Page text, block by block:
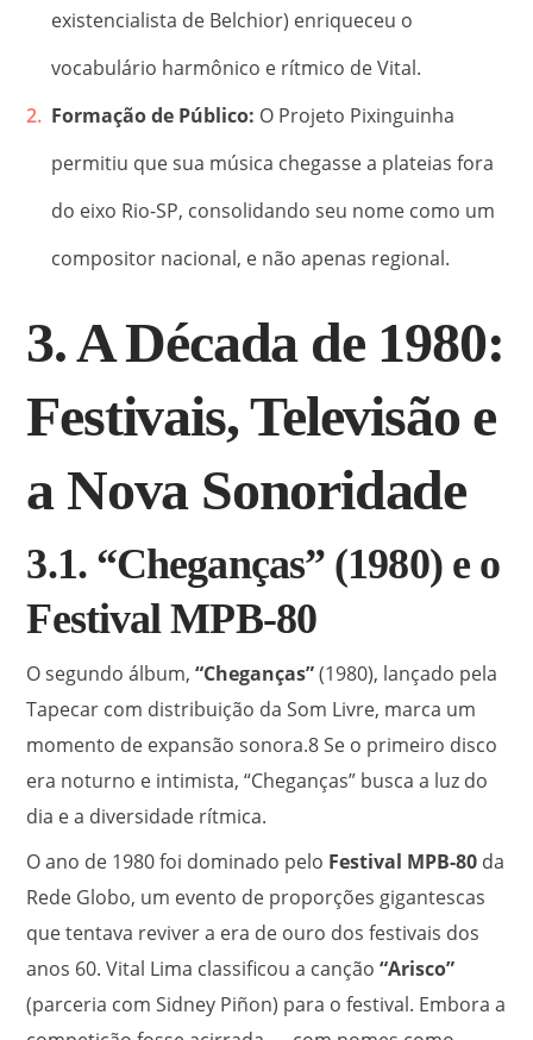
existencialista de Belchior) enriqueceu o
vocabulário harmônico e rítmico de Vital.
Formação de Público: O Projeto Pixinguinha
permitiu que sua música chegasse a plateias fora
do eixo Rio-SP, consolidando seu nome como um
compositor nacional, e não apenas regional.
3. A Década de 1980:
Festivais, Televisão e
a Nova Sonoridade
3.1. “Cheganças” (1980) e o
Festival MPB-80
O segundo álbum,“Cheganças”(1980), lançado pela
Tapecar com distribuição da Som Livre, marca um
momento de expansão sonora.8Se o primeiro disco
era noturno e intimista, “Cheganças” busca a luz do
dia e a diversidade rítmica.
O ano de 1980 foi dominado pelo Festival MPB-80 da
Rede Globo, um evento de proporções gigantescas
que tentava reviver a era de ouro dos festivais dos
anos 60. Vital Lima classificou a canção“Arisco”
(parceria com Sidney Piñon) para o festival. Embora a